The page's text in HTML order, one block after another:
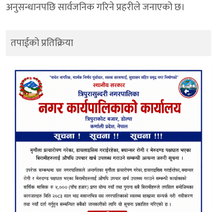
अनुसन्धानपछि सार्वजनिक गरिने प्रहरीले जनाएको छ।
तपाईको प्रतिक्रिया